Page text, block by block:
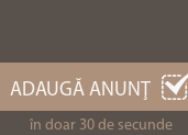
ADAUGĂ ANUNŢ
în doar 30 de secunde